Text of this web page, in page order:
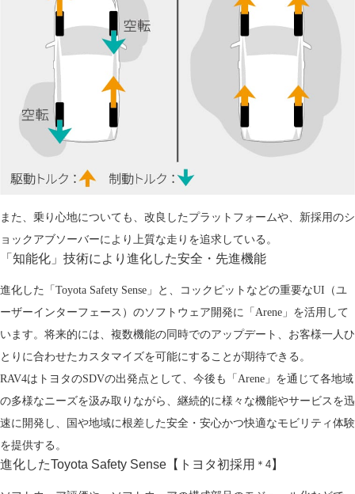
また、乗り心地についても、改良したプラットフォームや、新採用のシ
ョックアブソーバーにより上質な走りを追求している。
「知能化」技術により進化した安全・先進機能
進化した「Toyota Safety Sense」と、コックピットなどの重要なUI（ユ
ーザーインターフェース）のソフトウェア開発に「Arene」を活用して
います。将来的には、複数機能の同時でのアップデート、お客様一人ひ
とりに合わせたカスタマイズを可能にすることが期待できる。
RAV4はトヨタのSDVの出発点として、今後も「Arene」を通じて各地域
の多様なニーズを汲み取りながら、継続的に様々な機能やサービスを迅
速に開発し、国や地域に根差した安全・安心かつ快適なモビリティ体験
を提供する。
進化したToyota Safety Sense 【トヨタ初採用 ＊4 】